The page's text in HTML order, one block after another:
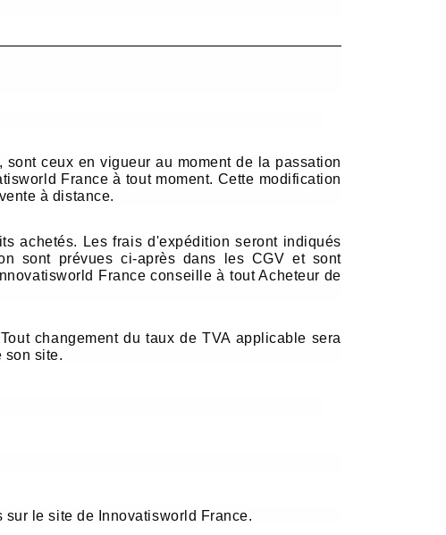
ceux en vigueur au moment de la passation
France à tout moment. Cette modification
à distance.
achetés. Les frais d'expédition seront indiqués
sont prévues ci-après dans les CGV et sont
France conseille à tout Acheteur de
changement du taux de TVA applicable sera
son site.
sur le site de Innovatisworld France.